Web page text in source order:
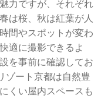
力ですが、それぞれ
は桜、秋は紅葉が人
間やスポットが変わ
適に撮影できるよ
を事前に確認してお
ゾート京都は自然豊
くい屋内スペースも